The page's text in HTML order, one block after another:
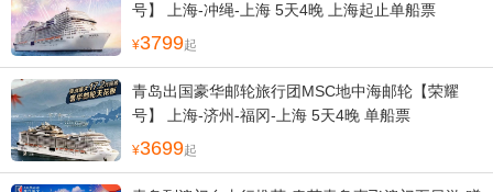
号】 上海-冲绳-上海 5天4晚 上海起止单船票
3799起
青岛出国豪华邮轮旅行团MSC地中海邮轮【荣耀
号】 上海-济州-福冈-上海 5天4晚 单船票
3699起